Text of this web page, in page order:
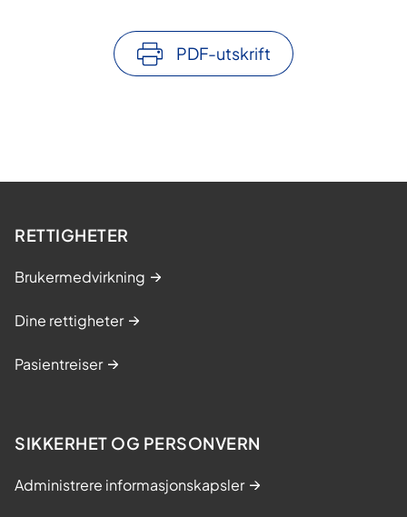
PDF-utskrift
RETTIGHETER
Brukermedvirkning
Dine rettigheter
Pasientreiser
SIKKERHET OG PERSONVERN
Administrere informasjonskapsler